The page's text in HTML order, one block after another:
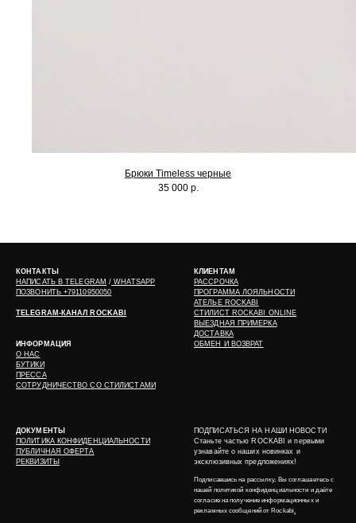
Брюки Timeless черные
35 000 р.
КОНТАКТЫ
НАПИСАТЬ ВTELEGRAM / WHATSAPP
ПОЗВОНИТЬ +79110950050
TELEGRAM-КАНАЛ ROCKABI
ИНФОРМАЦИЯ
О НАС
БУТИКИ
ПРЕССА
СОТРУДНИЧЕСТВО СО СТИЛИСТАМИ
КЛИЕНТАМ
РАССРОЧКА
ПРОГРАММА ЛОЯЛЬНОСТИ
АТЕЛЬЕ ROCKABI
СТИЛИСТ ROCKABI ONLINE
ВЫЕЗДНАЯ ПРИМЕРКА
ДОСТАВКА
ОБМЕН И ВОЗВРАТ
ДОКУМЕНТЫ
ПОЛИТИКА КОНФИДЕНЦИАЛЬНОСТИ
ПУБЛИЧНАЯ ОФЕРТА
РЕКВИЗИТЫ
ПОДПИСАТЬСЯ НА НАШИ НОВОСТИ
Станьте частью ROCKABI и первыми
узнавайте о наших новинках и
эксклюзивных предложениях!
Подписавшись на рассылку, Вы соглашаетесь с
нашей политикой конфиденциальности и даёте
согласие на получение информационных и
рекламных сообщений от Rockabi